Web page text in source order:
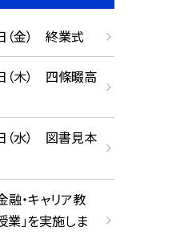
金） 終業式
木） 四條畷高
水） 図書見本
・キャリア教
業」を実施しま